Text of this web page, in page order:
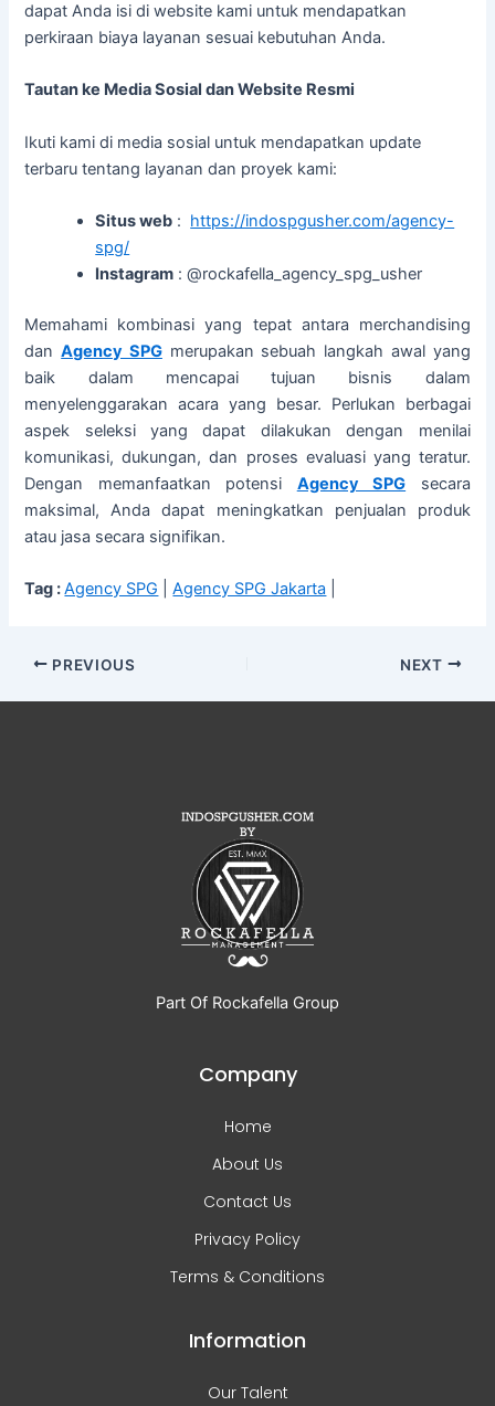
dapat Anda isi di website kami untuk mendapatkan
perkiraan biaya layanan sesuai kebutuhan Anda.
Tautan ke Media Sosial dan Website Resmi
Ikuti kami di media sosial untuk mendapatkan update
terbaru tentang layanan dan proyek kami:
Situs web : https://indospgusher.com/agency-
spg/
Instagram : @rockafella_agency_spg_usher
Memahami kombinasi yang tepat antara merchandising
danAgency SPGmerupakan sebuah langkah awal yang
baik dalam mencapai tujuan bisnis dalam
menyelenggarakan acara yang besar. Perlukan berbagai
aspek seleksi yang dapat dilakukan dengan menilai
komunikasi, dukungan, dan proses evaluasi yang teratur.
Dengan memanfaatkan potensi Agency SPG secara
maksimal, Anda dapat meningkatkan penjualan produk
atau jasa secara signifikan.
Tag :Agency SPG |Agency SPG Jakarta
PREVIOUS NEXT
Part Of Rockafella Group
Company
Home
About Us
Contact Us
Privacy Policy
Terms & Conditions
Information
Our Talent